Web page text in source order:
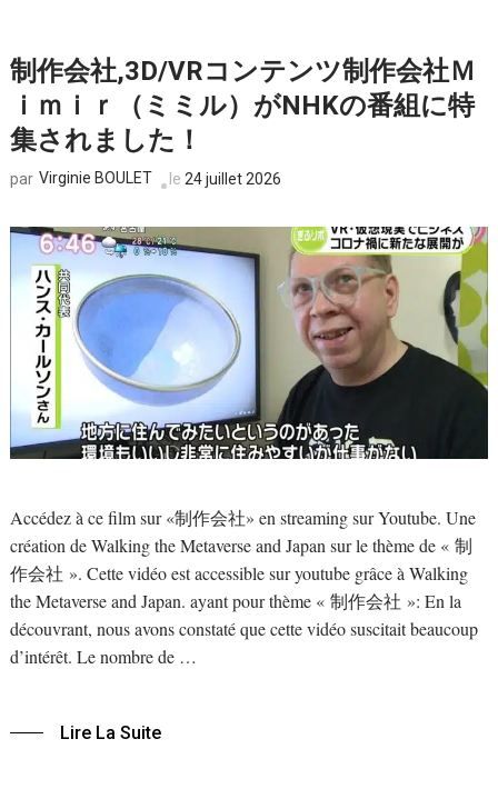
制作会社,3D/VRコンテンツ制作会社Ｍ
ｉｍｉｒ（ミミル）がNHKの番組に特
集されました！
par Virginie BOULET le 24 juillet 2026
Accédez à ce film sur «制作会社» en streaming sur Youtube. Une
création de Walking the Metaverse and Japan sur le thème de « 制
作会社 ». Cette vidéo est accessible sur youtube grâce à Walking
the Metaverse and Japan. ayant pour thème « 制作会社 »: En la
découvrant, nous avons constaté que cette vidéo suscitait beaucoup
d’intérêt. Le nombre de …
Lire La Suite